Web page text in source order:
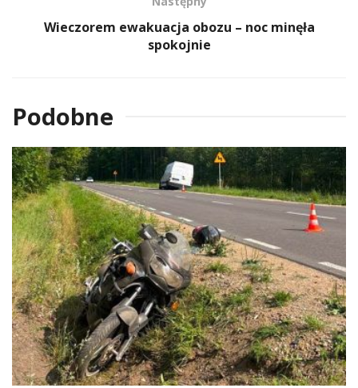
Wieczorem ewakuacja obozu – noc minęła
spokojnie
Podobne